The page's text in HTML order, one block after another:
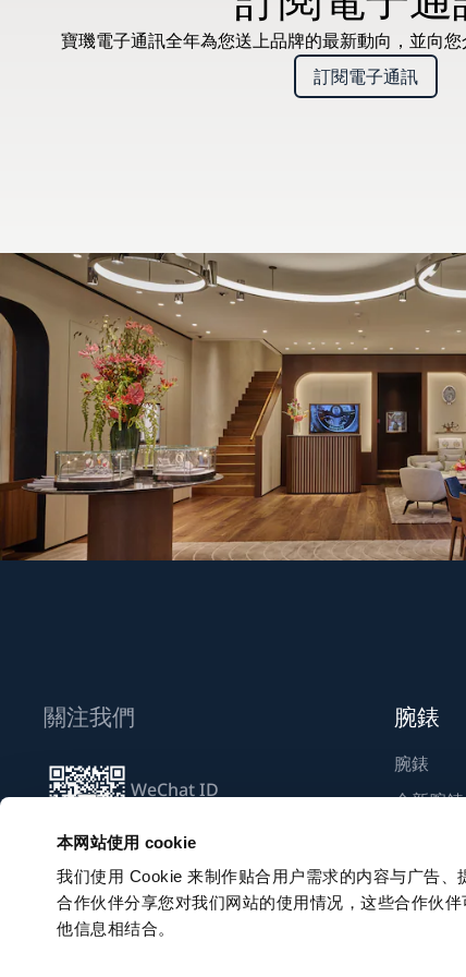
本网站使用 cookie
我们使用 Cookie 来制作贴合用户需求的内容与广告
合作伙伴分享您对我们网站的使用情况，这些合作伙
他信息相结合。
寶璣電子通訊全年為您送上品牌的最新動向，並向您
訂閱電子通訊
關注我們
WeChat ID
訂閱電子通訊
腕錶
腕錶
全新腕錶